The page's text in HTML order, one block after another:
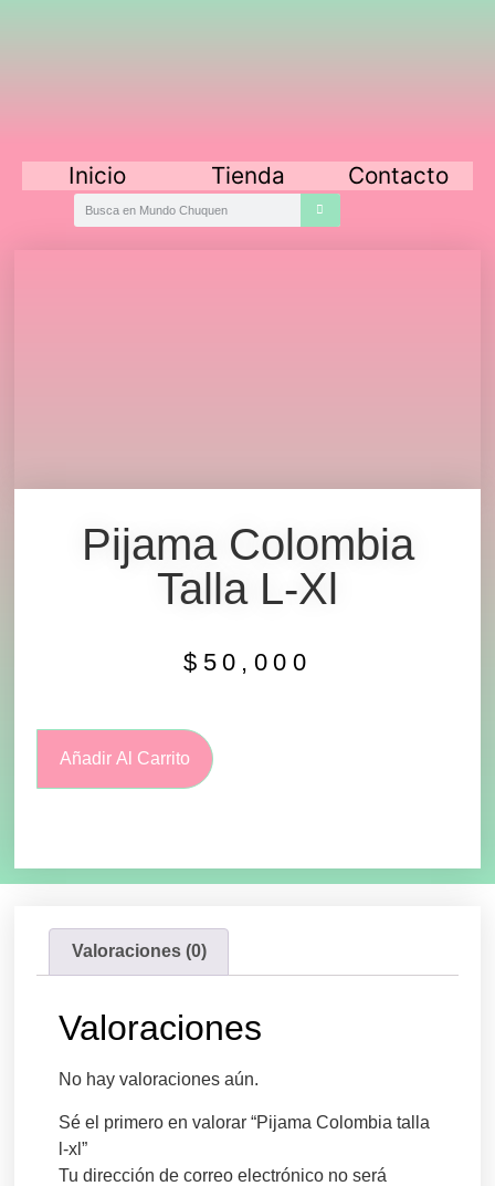
Inicio Tienda Contacto
Pijama Colombia
Talla L-Xl
$ 50,000
Añadir Al Carrito
Valoraciones (0)
Valoraciones
No hay valoraciones aún.
Sé el primero en valorar “Pijama Colombia talla
l-xl”
Tu dirección de correo electrónico no será